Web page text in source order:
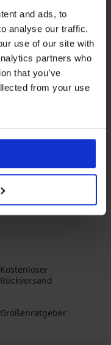
and ads, to
analyse our traffic.
use of our site with
partners who
that you’ve
from your use
Kostenloser
Rückversand
Größenratgeber